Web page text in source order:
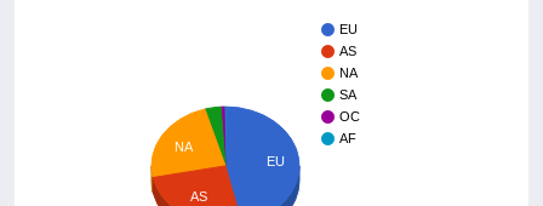
EU
AS
NA
SA
OC
AF
EU
NA
AS